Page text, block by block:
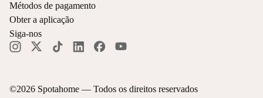
©2026 Spotahome — Todos os direitos reservados
Métodos de pagamento
Obter a aplicação
Siga-nos